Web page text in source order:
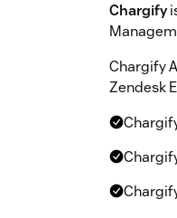
Chargify
Chargify
Zendesk